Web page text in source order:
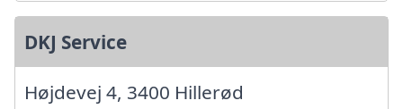
DKJ Service
Højdevej 4, 3400 Hillerød